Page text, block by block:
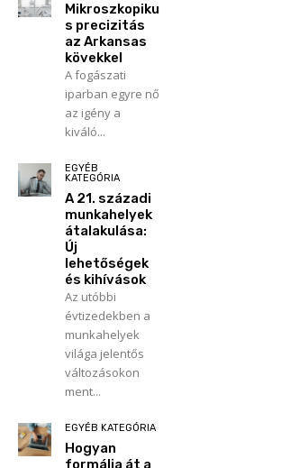
Mikroszkopiku
s precizitás
az Arkansas
kövekkel
A fogászati
iparban egyre nő
az igény a
kiváló...
EGYÉB
KATEGÓRIA
A 21. századi
munkahelyek
átalakulása:
Új
lehetőségek
és kihívások
Az utóbbi
évtizedekben a
munkahelyek
világa jelentős
változásokon
ment...
EGYÉB KATEGÓRIA
Hogyan
formálja át a